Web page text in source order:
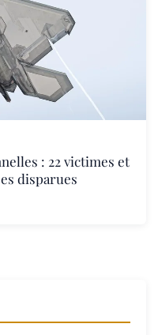
: 22 victimes et
disparues